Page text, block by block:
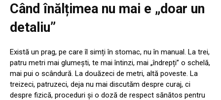
Când înălțimea nu mai e „doar un
detaliu”
Există un prag, pe care îl simți în stomac, nu în manual. La trei,
patru metri mai glumești, te mai întinzi, mai „îndrepți” o schelă,
mai pui o scândură. La douăzeci de metri, altă poveste. La
treizeci, patruzeci, deja nu mai discutăm despre curaj, ci
despre fizică, proceduri și o doză de respect sănătos pentru